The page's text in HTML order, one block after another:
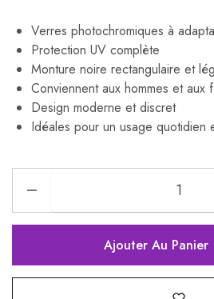
Verres photochromiques à
Protection UV complète
Monture noire rectangulaire et
Conviennent aux hommes et aux
Design moderne et discret
Idéales pour un usage quotidien
Ajouter Au Panier